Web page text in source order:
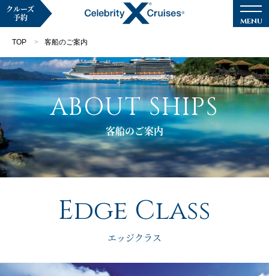
マイページ メルマガ登録
クルーズ検索
クルーズの楽しみ方
クルーズ
予約
TOP 客船のご案内
ABOUT SHIPS
客船のご案内
Edge Class
エッジクラス